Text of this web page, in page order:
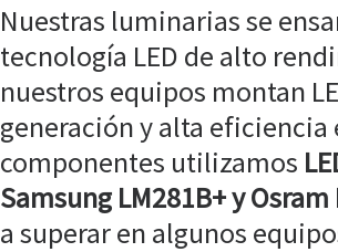
Nuestras luminarias se
tecnología LED de alto
nuestros equipos montan
generación y alta
componentes utilizamos
Samsung LM281B+ y Osram
a superar en algunos